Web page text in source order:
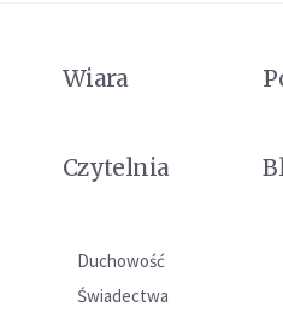
Wiara
Czytelnia
Duchowość
Świadectwa